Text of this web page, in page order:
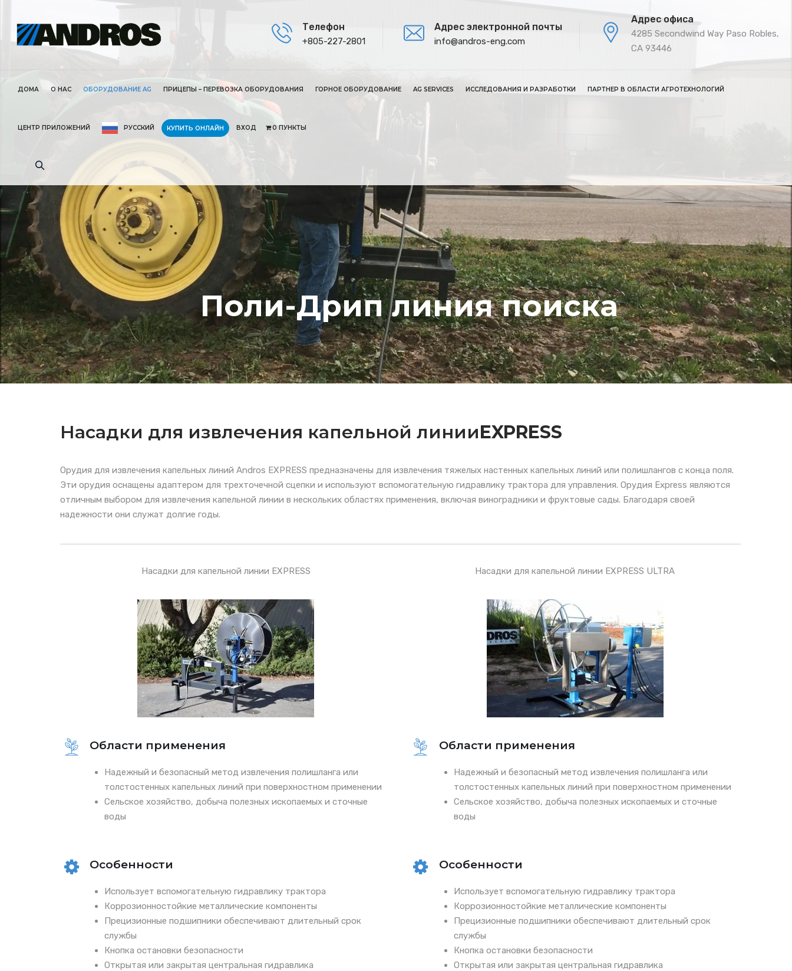
Телефон
+805-227-2801
Адрес электронной почты
info@andros-eng.com
Адрес офиса
4285 Secondwind Way Paso Robles,
CA 93446
ДОМА О НАС ОБОРУДОВАНИЕ AG ПРИЦЕПЫ – ПЕРЕВОЗКА ОБОРУДОВАНИЯ ГОРНОЕ ОБОРУДОВАНИЕ AG SERVICES ИССЛЕДОВАНИЯ И РАЗРАБОТКИ ПАРТНЕР В ОБЛАСТИ АГРОТЕХНОЛОГИЙ
ЦЕНТР ПРИЛОЖЕНИЙ РУССКИЙ КУПИТЬ ОНЛАЙН ВХОД 0 ПУНКТЫ
Поли-Дрип линия поиска
Насадки для извлечения капельной линииEXPRESS
Орудия для извлечения капельных линий Andros EXPRESS предназначены для извлечения тяжелых настенных капельных линий или полишлангов с конца поля.
Эти орудия оснащены адаптером для трехточечной сцепки и используют вспомогательную гидравлику трактора для управления. Орудия Express являются
отличным выбором для извлечения капельной линии в нескольких областях применения, включая виноградники и фруктовые сады. Благодаря своей
надежности они служат долгие годы.
Насадки для капельной линии EXPRESS Насадки для капельной линии EXPRESS ULTRA
Области применения
Надежный и безопасный метод извлечения полишланга или
толстостенных капельных линий при поверхностном применении
Сельское хозяйство, добыча полезных ископаемых и сточные
воды
Области применения
Надежный и безопасный метод извлечения полишланга или
толстостенных капельных линий при поверхностном применении
Сельское хозяйство, добыча полезных ископаемых и сточные
воды
Особенности
Использует вспомогательную гидравлику трактора
Коррозионностойкие металлические компоненты
Прецизионные подшипники обеспечивают длительный срок
службы
Кнопка остановки безопасности
Открытая или закрытая центральная гидравлика
Особенности
Использует вспомогательную гидравлику трактора
Коррозионностойкие металлические компоненты
Прецизионные подшипники обеспечивают длительный срок
службы
Кнопка остановки безопасности
Открытая или закрытая центральная гидравлика